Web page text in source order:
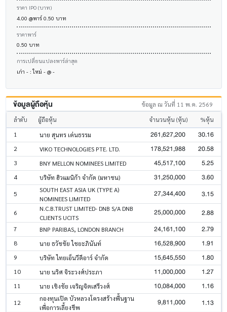
ราคา IPO (บาท)
4.00 @พาร์ 0.50 บาท
ราคาพาร์
0.50 บาท
การเปลี่ยนแปลงพาร์ล่าสุด
เก่า - : ใหม่ - @ -
ข้อมูลผู้ถือหุ้น ข้อมูล ณ วันที่ 11 พ.ค. 2569
ลำดับ ผู้ถือหุ้น จำนวนหุ้น (หุ้น) %หุ้น
1 นาย สุนทร เด่นธรรม 261,627,200 30.16
2 VIKO TECHNOLOGIES PTE. LTD. 178,521,988 20.58
3 BNY MELLON NOMINEES LIMITED 45,517,100 5.25
4 บริษัท ฮิวแมนิก้า จำกัด (มหาชน) 31,250,000 3.60
5
SOUTH EAST ASIA UK (TYPE A)
NOMINEES LIMITED
27,344,400 3.15
6
N.C.B.TRUST LIMITED- DNB S/A DNB
CLIENTS UCITS
25,000,000 2.88
7 BNP PARIBAS, LONDON BRANCH 24,161,100 2.79
8 นาย ธวัชชัย ไชยะภินันท์ 16,528,900 1.91
9 บริษัท ไทยเอ็นวีดีอาร์ จำกัด 15,645,550 1.80
10 นาย นริศ จิระวงศ์ประภา 11,000,000 1.27
11 นาย เชิงชัย เจริญจิตเสรีวงศ์ 10,084,000 1.16
12
กองทุนเปิด บัวหลวงโครงสร้างพื้นฐาน
เพื่อการเลี้ยงชีพ
9,811,000 1.13